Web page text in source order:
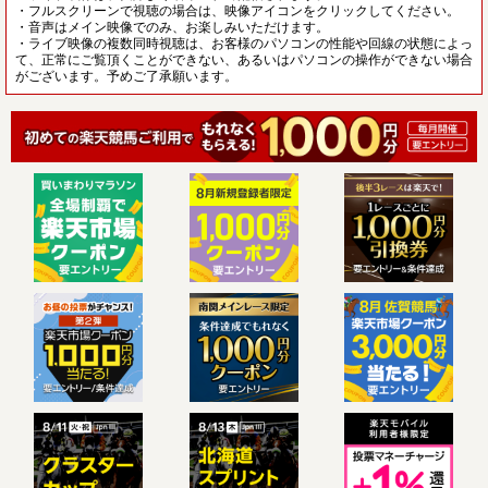
・フルスクリーンで視聴の場合は、映像アイコンをクリックしてください。
・音声はメイン映像でのみ、お楽しみいただけます。
・ライブ映像の複数同時視聴は、お客様のパソコンの性能や回線の状態によっ
て、正常にご覧頂くことができない、あるいはパソコンの操作ができない場合
がございます。予めご了承願います。